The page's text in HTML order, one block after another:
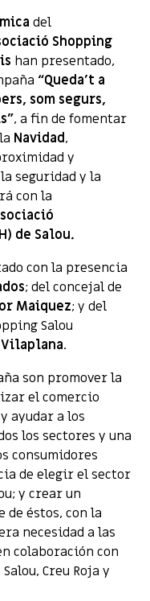
del
Shopping
han presentado,
“Queda’t a
som segurs,
, a fin de fomentar
Navidad,
y
seguridad y la
con la
de Salou.
con la presencia
; del concejal de
Maiquez; y del
Salou
.
son promover la
el comercio
ayudar a los
los sectores y una
consumidores
de elegir el sector
y crear un
éstos, con la
necesidad a las
colaboración con
Creu Roja y